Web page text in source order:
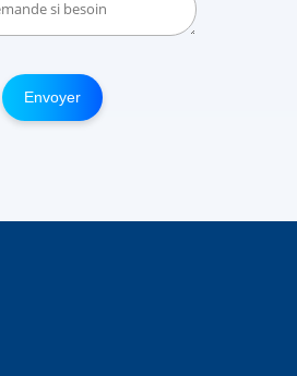
Envoyer